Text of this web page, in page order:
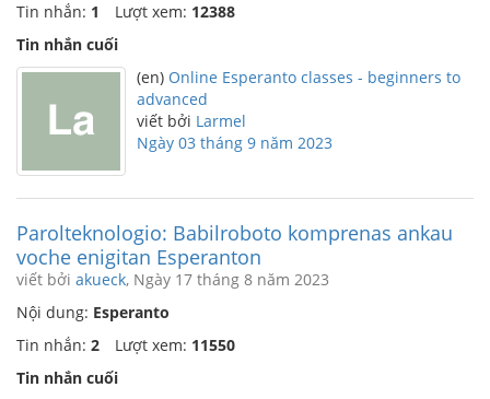
Tin nhắn: 1 Lượt xem: 12388
Tin nhắn cuối
(en) Online Esperanto classes - beginners to
advanced
viết bởi Larmel
Ngày 03 tháng 9 năm 2023
Parolteknologio: Babilroboto komprenas ankau
voche enigitan Esperanton
viết bởi akueck, Ngày 17 tháng 8 năm 2023
Nội dung: Esperanto
Tin nhắn: 2 Lượt xem: 11550
Tin nhắn cuối